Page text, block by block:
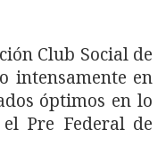
Club Social de
intensamente en
óptimos en lo
Pre Federal de